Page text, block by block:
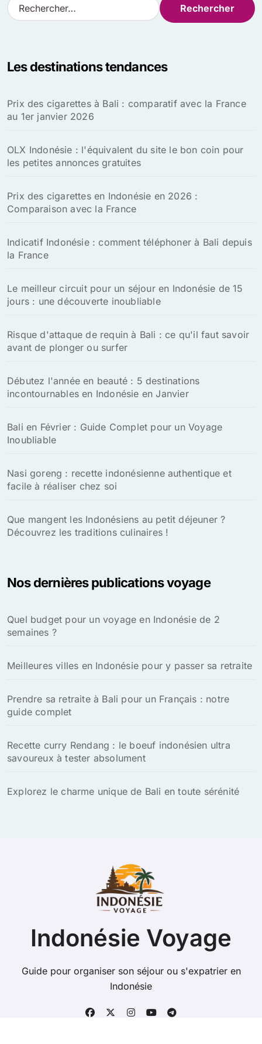
e
r
e
r
Les destinations tendances
Prix des cigarettes à Bali : comparatif avec la France
au 1er janvier 2026
OLX Indonésie : l'équivalent du site le bon coin pour
les petites annonces gratuites
Prix des cigarettes en Indonésie en 2026 :
Comparaison avec la France
Indicatif Indonésie : comment téléphoner à Bali depuis
la France
Le meilleur circuit pour un séjour en Indonésie de 15
jours : une découverte inoubliable
Risque d'attaque de requin à Bali : ce qu'il faut savoir
avant de plonger ou surfer
Débutez l'année en beauté : 5 destinations
incontournables en Indonésie en Janvier
Bali en Février : Guide Complet pour un Voyage
Inoubliable
Nasi goreng : recette indonésienne authentique et
facile à réaliser chez soi
Que mangent les Indonésiens au petit déjeuner ?
Découvrez les traditions culinaires !
Nos dernières publications voyage
Quel budget pour un voyage en Indonésie de 2
semaines ?
Meilleures villes en Indonésie pour y passer sa retraite
Prendre sa retraite à Bali pour un Français : notre
guide complet
Recette curry Rendang : le boeuf indonésien ultra
savoureux à tester absolument
Explorez le charme unique de Bali en toute sérénité
Indonésie Voyage
Guide pour organiser son séjour ou s'expatrier en
Indonésie